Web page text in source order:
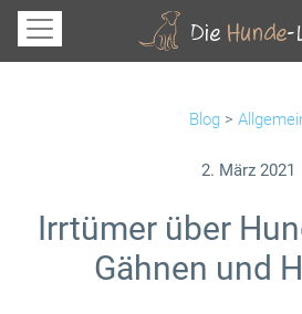
Blog>
2. März 2021
Irrtümer über
Gähnen und